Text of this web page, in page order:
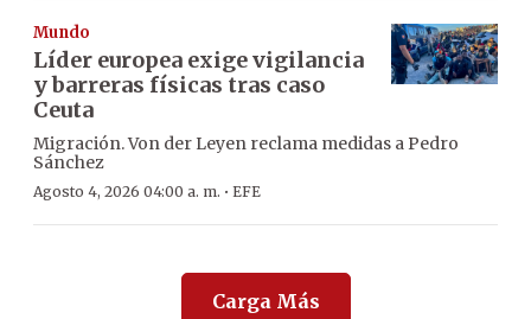
Mundo
Líder europea exige vigilancia
y barreras físicas tras caso
Ceuta
Migración. Von der Leyen reclama medidas a Pedro
Sánchez
Agosto 4, 2026 04:00 a. m. · EFE
Carga Más